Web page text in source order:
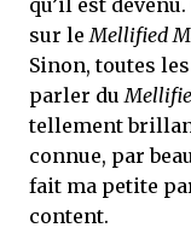
qu’il est
sur leMellified
Sinon, toutes
parler du
tellement
connue, par
fait ma petite
content.